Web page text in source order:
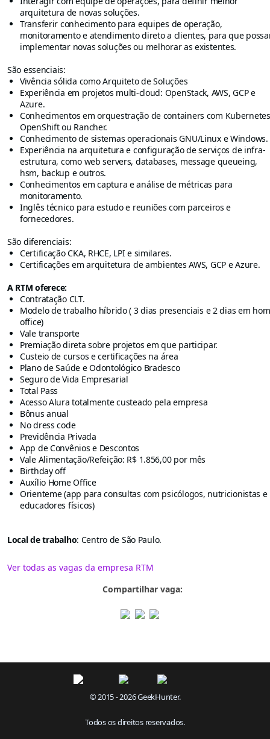
arquitetura de novas soluções.
Transferir conhecimento para equipes de operação,
monitoramento e atendimento direto a clientes, para que
implementar novas soluções ou melhorar as existentes.
São essenciais:
Vivência sólida como Arquiteto de Soluções
Experiência em projetos multi-cloud: OpenStack, AWS, GCP e
Azure.
Conhecimentos em orquestração de containers com
OpenShift ou Rancher.
Conhecimento de sistemas operacionais GNU/Linux e Windows.
Experiência na arquitetura e configuração de serviços de infra-
estrutura, como web servers, databases, message queueing,
hsm, backup e outros.
Conhecimentos em captura e análise de métricas para
monitoramento.
Inglês técnico para estudo e reuniões com parceiros e
fornecedores.
São diferenciais:
Certificação CKA, RHCE, LPI e similares.
Certificações em arquitetura de ambientes AWS, GCP e Azure.
A RTM oferece:
Contratação CLT.
Modelo de trabalho híbrido ( 3 dias presenciais e 2 dias em
office)
Vale transporte
Premiação direta sobre projetos em que participar.
Custeio de cursos e certificações na área
Plano de Saúde e Odontológico Bradesco
Seguro de Vida Empresarial
Total Pass
Acesso Alura totalmente custeado pela empresa
Bônus anual
No dress code
Previdência Privada
App de Convênios e Descontos
Vale Alimentação/Refeição: R$ 1.856,00 por mês
Birthday off
Auxílio Home Office
Orienteme (app para consultas com psicólogos, nutricionistas e
educadores físicos)
Local de trabalho: Centro de São Paulo.
Ver todas as vagas da empresa RTM
Compartilhar vaga:
© 2015 - 2026 GeekHunter.
Todos os direitos reservados.